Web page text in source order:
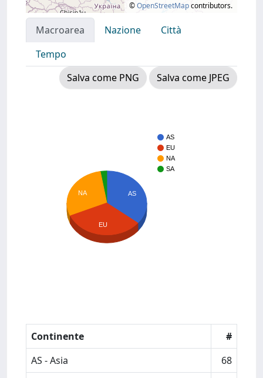
©OpenStreetMapcontributors.
Macroarea Nazione
Città
Tempo
Salva come PNG
Salva come JPEG
AS
EU
NA
SA
AS
NA
EU
Continente
#
AS - Asia
68